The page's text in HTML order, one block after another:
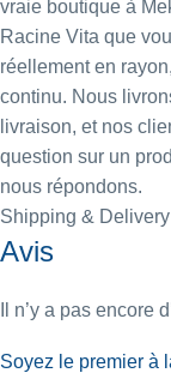
vraie boutique à
Racine Vita que
réellement en
continu. Nous
livraison, et nos
question sur un
nous répondons.
Shipping & Delivery
Avis
Il n’y a pas encore
Soyez le premier à